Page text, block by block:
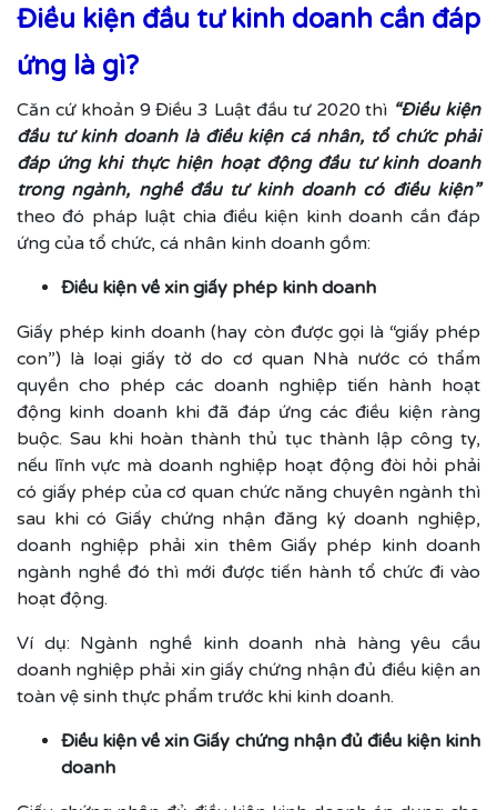
Điều kiện đầu tư kinh doanh cần đáp
ứng là gì?
Căn cứ khoản 9 Điều 3 Luật đầu tư 2020 thì “Điều kiện
đầu tư kinh doanh là điều kiện cá nhân, tổ chức phải
đáp ứng khi thực hiện hoạt động đầu tư kinh doanh
trong ngành, nghề đầu tư kinh doanh có điều kiện”
theo đó pháp luật chia điều kiện kinh doanh cần đáp
ứng của tổ chức, cá nhân kinh doanh gồm:
Điều kiện về xin giấy phép kinh doanh
Giấy phép kinh doanh (hay còn được gọi là “giấy phép
con”) là loại giấy tờ do cơ quan Nhà nước có thẩm
quyền cho phép các doanh nghiệp tiến hành hoạt
động kinh doanh khi đã đáp ứng các điều kiện ràng
buộc. Sau khi hoàn thành thủ tục thành lập công ty,
nếu lĩnh vực mà doanh nghiệp hoạt động đòi hỏi phải
có giấy phép của cơ quan chức năng chuyên ngành thì
sau khi có Giấy chứng nhận đăng ký doanh nghiệp,
doanh nghiệp phải xin thêm Giấy phép kinh doanh
ngành nghề đó thì mới được tiến hành tổ chức đi vào
hoạt động.
Ví dụ: Ngành nghề kinh doanh nhà hàng yêu cầu
doanh nghiệp phải xin giấy chứng nhận đủ điều kiện an
toàn vệ sinh thực phẩm trước khi kinh doanh.
Điều kiện về xin Giấy chứng nhận đủ điều kiện kinh
doanh